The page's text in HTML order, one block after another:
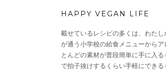
HAPPY VEGAN LIFE
載せているレシピの多くは、わた
が通う小学校の給食メニューから
とんどの素材が普段簡単に手に入
で拍子抜けするくらい手軽にでき